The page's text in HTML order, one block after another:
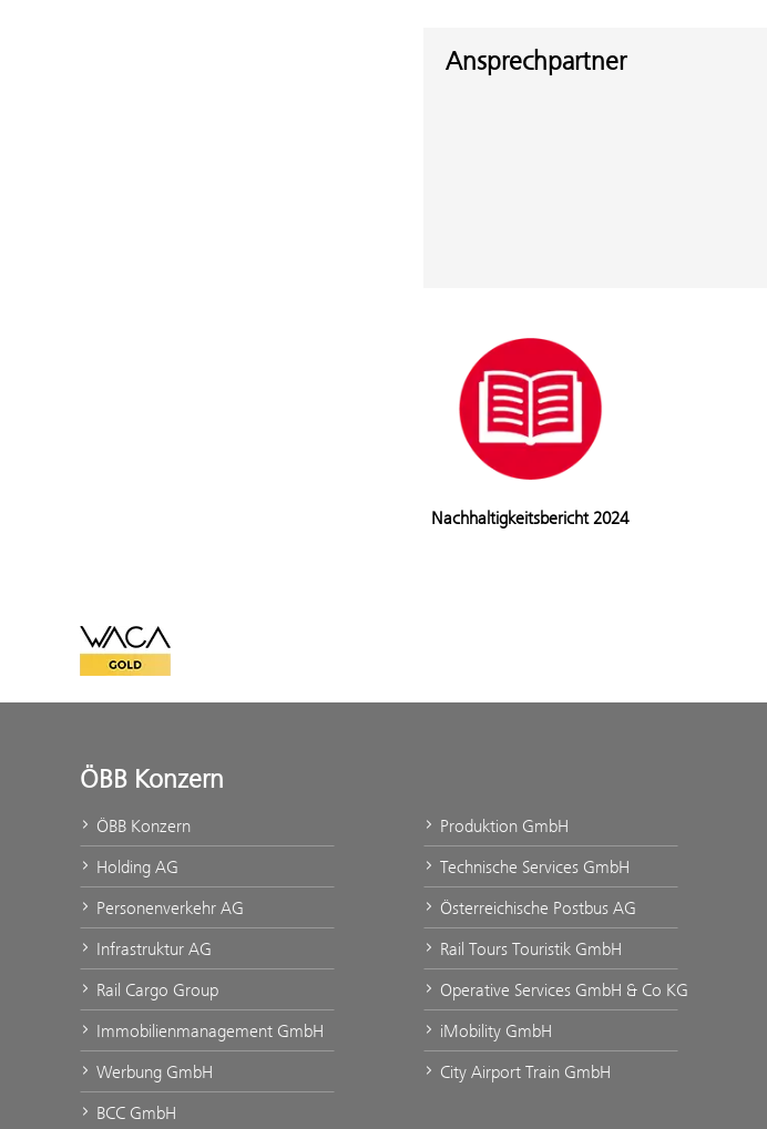
Ansprechpartner
Nachhaltigkeitsbericht 2024
WACA Gold
ÖBB Konzern
ÖBB Konzern
Holding AG
Personenverkehr AG
Infrastruktur AG
Rail Cargo Group
Immobilienmanagement GmbH
Werbung GmbH
BCC GmbH
Produktion GmbH
Technische Services GmbH
Österreichische Postbus AG
Rail Tours Touristik GmbH
Operative Services GmbH & Co KG
iMobility GmbH
City Airport Train GmbH